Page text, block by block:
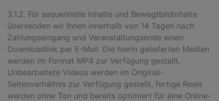
3.1.2. Für sequentielle Inhalte und Bewegtbildinhalte
übersenden wir Ihnen innerhalb von 14 Tagen nach
Zahlungseingang und Veranstaltungsende einen
Downloadlink per E-Mail. Die hierin gelieferten Medien
werden im Format MP4 zur Verfügung gestellt.
Unbearbeitete Videos werden im Original-
Seitenverhältnis zur Verfügung gestellt, fertige Reels
werden ohne Ton und bereits optimiert für eine Online-